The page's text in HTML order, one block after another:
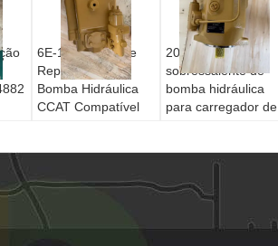
6E-1279 Peça de
Reposição da
Bomba Hidráulica
CCAT Compatível
140G 160G
20/925784 Peça
sobressalente de
bomba hidráulica
para carregador de
Substituição no
mercado de
reposição